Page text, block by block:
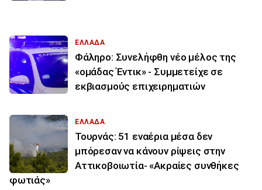
ΕΛΛΑΔΑ
Φάληρο: Συνελήφθη νέο μέλος της
«ομάδας Έντικ» - Συμμετείχε σε
εκβιασμούς επιχειρηματιών
ΕΛΛΑΔΑ
Τουρνάς: 51 εναέρια μέσα δεν
μπόρεσαν να κάνουν ρίψεις στην
Αττικοβοιωτία- «Ακραίες συνθήκες
φωτιάς»